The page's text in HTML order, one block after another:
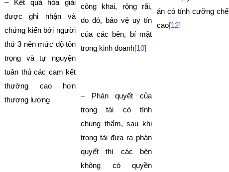
– Kết quả hòa giải
được ghi nhận và
chứng kiến bởi người
thứ 3 nên mức độ tôn
trọng và tự nguyện
tuân thủ các cam kết
thường cao hơn
thương lượng
công khai, rộng rãi,
do đó, bảo vệ uy tín
của các bên, bí mật
trong kinh doanh[10]
– Phán quyết của
trọng tài có tính
chung thẩm, sau khi
trọng tài đưa ra phán
quyết thì các bên
không có quyền
án có tính cưỡng chế
cao[12]